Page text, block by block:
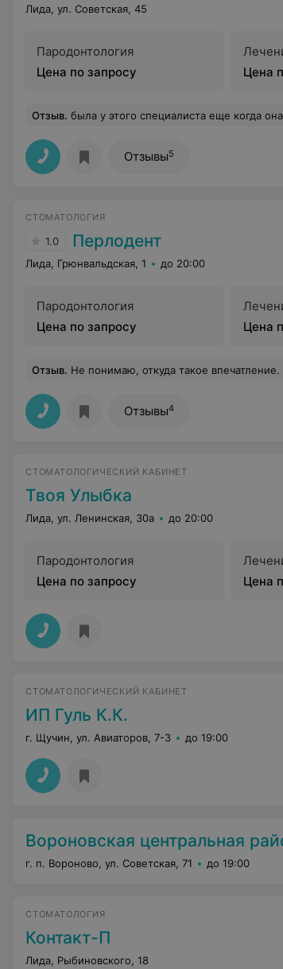
Лида, ул. Советская, 45
Пародонтология
Цена по запросу
Цена
Отзыв. была у этого специалиста еще когда она арендовала помещение по Советской. Очень плохие впечатления, думала она мне не вылечит, а
Отзывы5
СТОМАТОЛОГИЯ
1.0 Перлодент
Лида, Грюнвальдская, 1 до 20:00
Пародонтология
Цена по запросу
Цена
Отзыв. Не понимаю, откуда такое впечатление. Всегда хожу именно к этому доктору, и вся моя семья ходит именно к нему, правильнее даже сказать ТОЛЬКО К НЕМУ и ни к кому другому. Всегда все остаемся довольны, получаем корректные консультации и достойное обслуживание,
Отзывы4
СТОМАТОЛОГИЧЕСКИЙ КАБИНЕТ
Твоя Улыбка
Лида, ул. Ленинская, 30а до 20:00
Пародонтология
Цена по запросу
Цена
СТОМАТОЛОГИЧЕСКИЙ КАБИНЕТ
ИП Гуль К.К.
г. Щучин, ул. Авиаторов, 7-3 до 19:00
Вороновская центральная
г. п. Вороново, ул. Советская, 71 до 19:00
СТОМАТОЛОГИЯ
Контакт-П
Лида, Рыбиновского, 18